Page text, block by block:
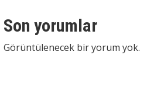
Son yorumlar
Görüntülenecek bir yorum yok.